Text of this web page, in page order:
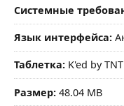
Системные
Язык интерфейса:
Таблетка: K'ed by TNT
Размер: 48.04 MB